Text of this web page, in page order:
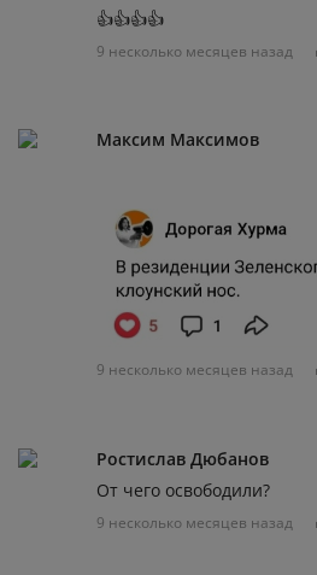
👍👍👍👍
9 несколько месяцев назад
Максим Максимов
9 несколько месяцев назад
Ростислав Дюбанов
От чего освободили?
9 несколько месяцев назад